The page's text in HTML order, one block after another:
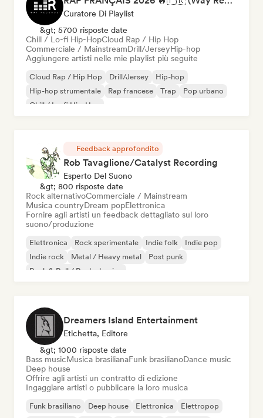
Curatore Di Playlist
&gt; 5700 risposte date
Chill / Lo-fi Hip-HopCloud Rap / Hip Hop
Commerciale / MainstreamDrill/JerseyHip-hop
Aggiungere artisti nelle mie playlist più seguite
Cloud Rap / Hip Hop Drill/Jersey
Hip-hop
Hip-hop strumentale
Rap francese Trap
Pop urbano
Chill / Lo-fi Hip-Hop
Feedback approfondito
Rob Tavaglione/Catalyst Recording
Esperto Del Suono
&gt; 800 risposte date
Rock alternativoCommerciale / Mainstream
Musica countryDream popElettronica
Fornire agli artisti un feedback dettagliato sul loro
suono/produzione
Elettronica Rock sperimentale Indie folk
Indie pop
Indie rock
Metal / Heavy metal
Post punk
Rock & Roll / Rock classico
Dreamers Island Entertainment
Etichetta, Editore
&gt; 1000 risposte date
Bass musicMusica brasilianaFunk brasilianoDance music
Deep house
Offrire agli artisti un contratto di edizione
Ingaggiare artisti o pubblicare la loro musica
Funk brasiliano Deep house Elettronica
Elettropop